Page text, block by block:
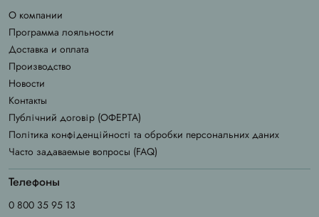
О компании
Программа лояльности
Доставка и оплата
Производство
Новости
Контакты
Публічний договір (ОФЕРТА)
Політика конфіденційності та обробки персональних даних
Часто задаваемые вопросы (FAQ)
Телефоны
0 800 35 95 13